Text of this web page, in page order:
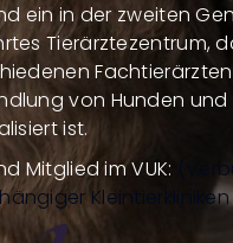
ein in der zweiten
Tierärztezentrum,
von Hunden und
ist.
Mitglied im VUK:
Kleintierkliniken